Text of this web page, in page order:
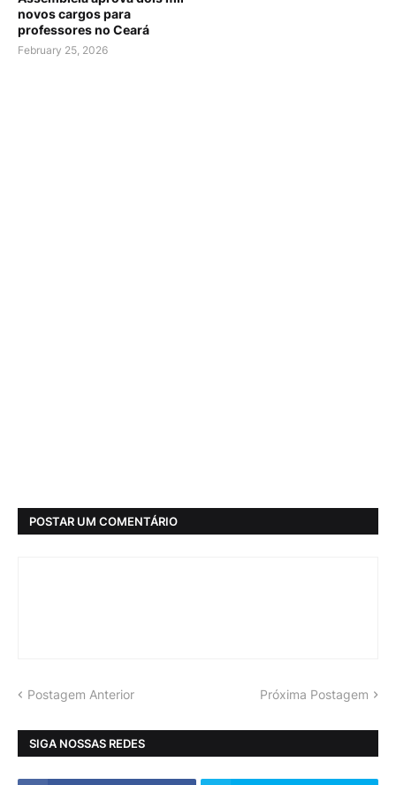
novos cargos para
professores no Ceará
February 25, 2026
POSTAR UM COMENTÁRIO
Postagem Anterior Próxima Postagem
SIGA NOSSAS REDES